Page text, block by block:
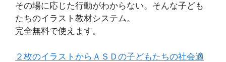
その場に応じた行動がわからない。そんな子ども
たちのイラスト教材システム。
完全無料で使えます。
２枚のイラストからＡＳＤの子どもたちの社会適